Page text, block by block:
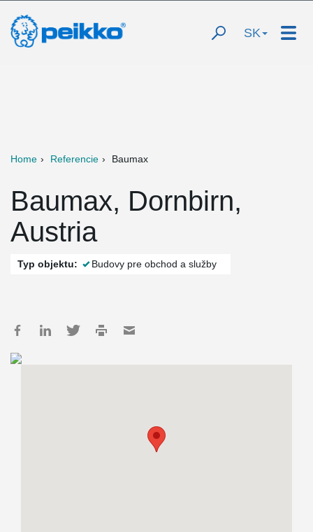
SK
Home Referencie Baumax
Baumax, Dornbirn,
Austria
Typ objektu: Budovy pre obchod a služby